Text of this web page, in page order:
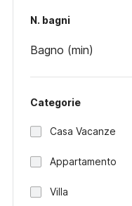
N. bagni
Bagno (min)
Categorie
Casa Vacanze
Appartamento
Villa